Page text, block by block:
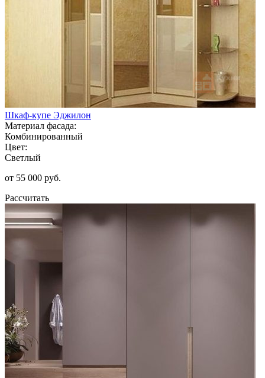
Шкаф-купе Эджилон
Материал фасада:
Комбинированный
Цвет:
Светлый
от 55 000 руб.
Рассчитать